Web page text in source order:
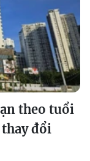
theo tuổi
đổi